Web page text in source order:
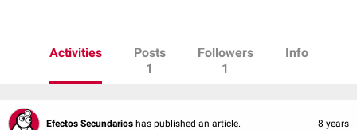
Activities
Posts
1
Followers
1
Info
Efectos Secundarios has published an article. 8 years